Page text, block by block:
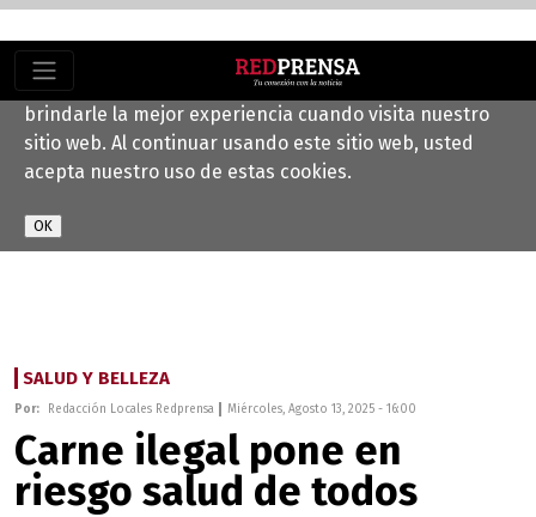
Este sitio web utiliza cookies para ayudarnos a
brindarle la mejor experiencia cuando visita nuestro
sitio web. Al continuar usando este sitio web, usted
acepta nuestro uso de estas cookies.
SALUD Y BELLEZA
Por: Redacción Locales Redprensa Miércoles, Agosto 13, 2025 - 16:00
Carne ilegal pone en
riesgo salud de todos